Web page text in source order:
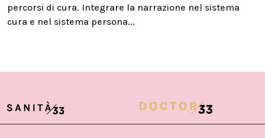
percorsi di cura. Integrare la narrazione nel sistema
cura e nel sistema persona...